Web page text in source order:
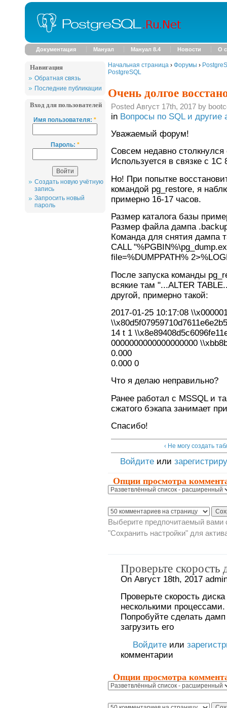
Документация Мануал Мануал 8.4 Новости О
Навигация
Обратная связь
Последние публикации
Вход для пользователей
Имя пользователя:*
Пароль: *
Создать новую учётную
запись
Запросить новый
пароль
Начальная страница› Форумы ›
PostgreSQL
Очень долгое
Posted Август 17th, 2017 by
in Вопросы по SQL и другие
Уважаемый форум!
Совсем недавно столкнулся
Используется в связке с 1C
Но! При попытке
командой pg_restore, я
примерно 16-17 часов.
Размер каталога базы
Размер файла дампа
Команда для снятия дампа
CALL
file=%DUMPPATH%
После запуска команды
всякие там "...ALTER
другой, примерно такой:
2017-01-25 10:17:08
14 t 1
0000000000000000000
0.000
0.000 0
Что я делаю неправильно?
Ранее работал с MSSQL и
сжатого бэкапа занимает
Спасибо!
‹ Не могу создать
Войдитеили
Опции просмотра
Выберите предпочитаемый вами
"Сохранить настройки" для
Проверьте скорость
On Август 18th, 2017
Проверьте скорость
несколькими процессами.
Попробуйте сделать
загрузить его
Войдитеили
комментарии
Опции просмотра